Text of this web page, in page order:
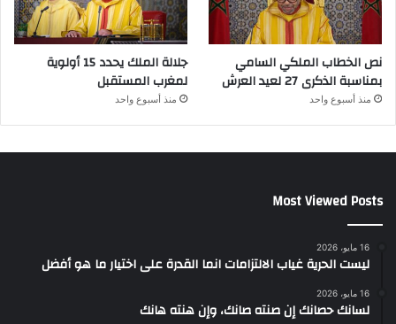
نص الخطاب الملكي السامي
بمناسبة الذكرى 27 لعيد العرش
منذ أسبوع واحد
جلالة الملك يحدد 15 أولوية
لمغرب المستقبل
منذ أسبوع واحد
Most Viewed Posts
16 مايو، 2026
ليست الحرية غياب الالتزامات انما القدرة على اختيار ما هو أفضل
16 مايو، 2026
لسانك حصانك إن صنته صانك، وإن هنته هانك